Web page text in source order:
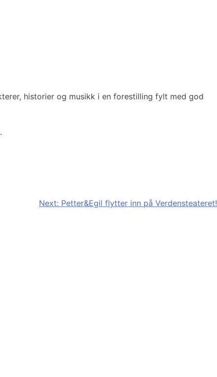
historier og musikk i en forestilling fylt med god
Next: Petter&Egil flytter inn på Verdensteateret!